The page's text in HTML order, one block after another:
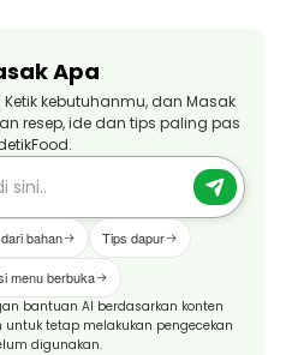
Apa
kebutuhanmu, dan Masak
resep, ide dan tips paling pas
bahan Tips dapur
menu berbuka
bantuan AI berdasarkan konten
untuk tetap melakukan pengecekan
digunakan.